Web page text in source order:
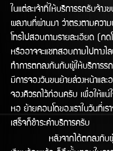
ในแต่ละเจ้าที่ให้บริการรถรับจ้าง
ผลงานทีี่ผ่านมา ว่าตรงตามควา
โทรไปสอบถามรายละเอียด (ก
หรืออาจจะแชทสอบถามไปทางไ
ทำการตกลงกันกับผู้ให้บริการร
มีการจองวันขนย้ายล่วงหน้าและ
จองคิวรถไว้ก่อนครับ เพื่อให้แน่
หอ ย้ายคอนโดของเราในวันทีี่เ
เสร็จก็ชำระค่าบริการครับ
หลังจากได้ตกลงกับผู้ให้